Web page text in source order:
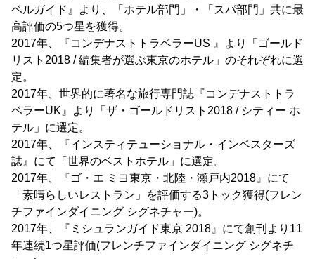
ベルガイド』より、「ホテル部門」・「スパ部門」共に最
高評価の5つ星を獲得。
2017年、『コンデナストトラベラーUS 』より「ゴールド
リスト2018 / 編集者が選ぶ東京のホテル」のそれぞれに選
定。
2017年、世界的に著名な旅行専門誌『コンデナストトラ
ベラーUK』より「ザ・ゴールドリスト2018 / シティー ホ
テル」に選定。
2017年、『インスティテューショナル・インベスターズ
誌』にて「世界のベストホテル」に選定。
2017年、『ゴ・エ ミヨ東京・北陸・瀬戸内2018』にて
「素晴らしいレストラン」を評価する3トック獲得(フレン
チファインダイニング シグネチャー)。
2017年、『ミシュランガイド東京 2018』にて創刊より11
年連続1つ星評価(フレンチファインダイニング シグネチ